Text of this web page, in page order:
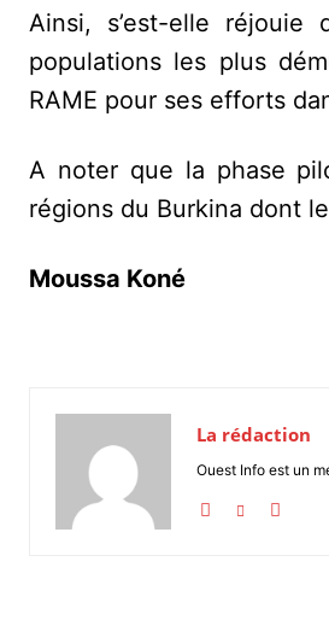
Ainsi, s’est-elle
populations les plus
RAME pour ses efforts
A noter que la phase
régions du Burkina dont
Moussa Koné
La rédaction
Ouest Info est un